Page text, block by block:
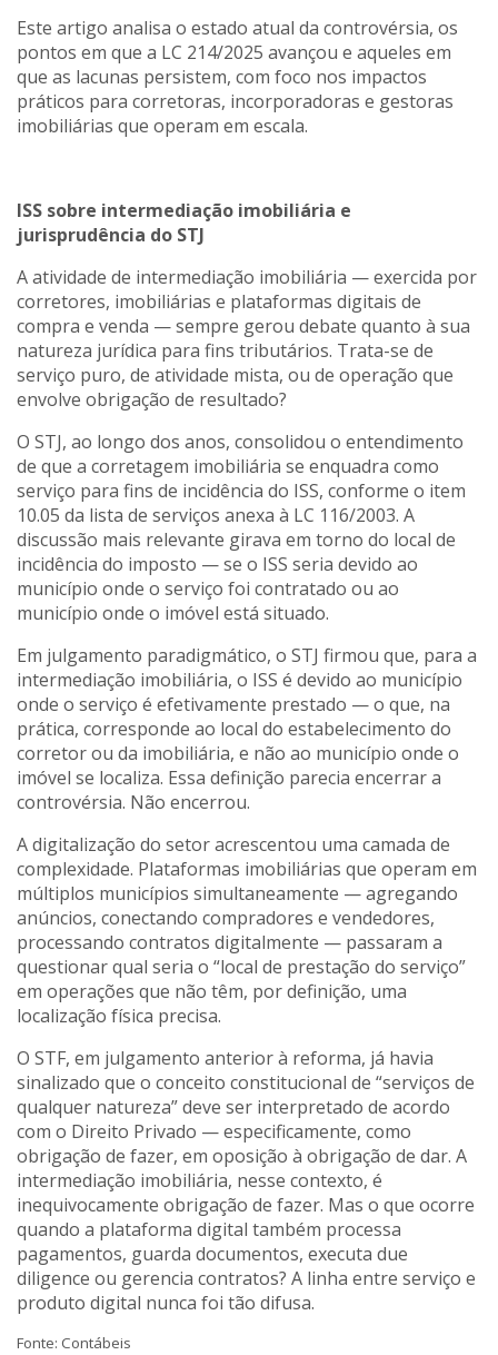
Este artigo analisa o estado atual da controvérsia, os
pontos em que a LC 214/2025 avançou e aqueles em
que as lacunas persistem, com foco nos impactos
práticos para corretoras, incorporadoras e gestoras
imobiliárias que operam em escala.
ISS sobre intermediação imobiliária e
jurisprudência do STJ
A atividade de intermediação imobiliária — exercida por
corretores, imobiliárias e plataformas digitais de
compra e venda — sempre gerou debate quanto à sua
natureza jurídica para fins tributários. Trata-se de
serviço puro, de atividade mista, ou de operação que
envolve obrigação de resultado?
O STJ, ao longo dos anos, consolidou o entendimento
de que a corretagem imobiliária se enquadra como
serviço para fins de incidência do ISS, conforme o item
10.05 da lista de serviços anexa à LC 116/2003. A
discussão mais relevante girava em torno do local de
incidência do imposto — se o ISS seria devido ao
município onde o serviço foi contratado ou ao
município onde o imóvel está situado.
Em julgamento paradigmático, o STJ firmou que, para a
intermediação imobiliária, o ISS é devido ao município
onde o serviço é efetivamente prestado — o que, na
prática, corresponde ao local do estabelecimento do
corretor ou da imobiliária, e não ao município onde o
imóvel se localiza. Essa definição parecia encerrar a
controvérsia. Não encerrou.
A digitalização do setor acrescentou uma camada de
complexidade. Plataformas imobiliárias que operam em
múltiplos municípios simultaneamente — agregando
anúncios, conectando compradores e vendedores,
processando contratos digitalmente — passaram a
questionar qual seria o “local de prestação do serviço”
em operações que não têm, por definição, uma
localização física precisa.
O STF, em julgamento anterior à reforma, já havia
sinalizado que o conceito constitucional de “serviços de
qualquer natureza” deve ser interpretado de acordo
com o Direito Privado — especificamente, como
obrigação de fazer, em oposição à obrigação de dar. A
intermediação imobiliária, nesse contexto, é
inequivocamente obrigação de fazer. Mas o que ocorre
quando a plataforma digital também processa
pagamentos, guarda documentos, executa due
diligence ou gerencia contratos? A linha entre serviço e
produto digital nunca foi tão difusa.
Fonte: Contábeis